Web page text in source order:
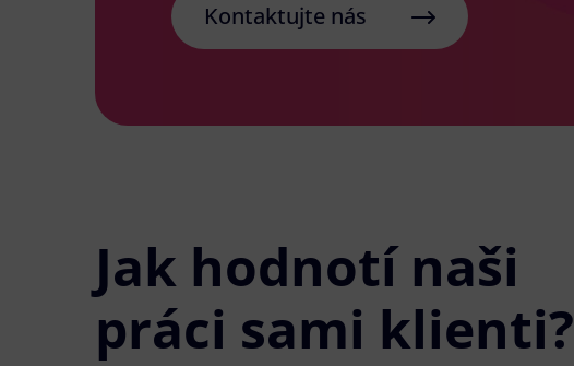
Kontaktujte nás
Jak hodnotí naši
práci sami klienti?